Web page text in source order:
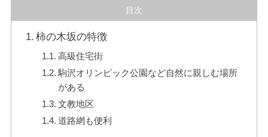
目次
柿の木坂の特徴
高級住宅街
駒沢オリンピック公園など自然に親しむ場所
がある
文教地区
道路網も便利